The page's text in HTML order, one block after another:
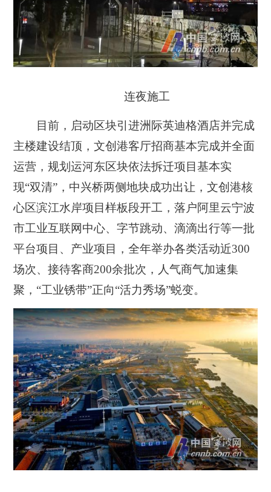
连夜施工
目前，启动区块引进洲际英迪格酒店并完成
主楼建设结顶，文创港客厅招商基本完成并全面
运营，规划运河东区块依法拆迁项目基本实
现“双清”，中兴桥两侧地块成功出让，文创港核
心区滨江水岸项目样板段开工，落户阿里云宁波
市工业互联网中心、字节跳动、滴滴出行等一批
平台项目、产业项目，全年举办各类活动近300
场次、接待客商200余批次，人气商气加速集
聚，“工业锈带”正向“活力秀场”蜕变。